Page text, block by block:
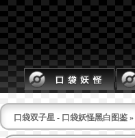
口袋双子星 - 口袋妖怪黑白图鉴 »